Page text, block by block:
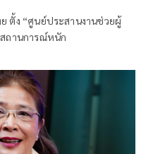
ตั้ง “ศูนย์ประสานงานช่วยผู้
ถานการณ์หนัก